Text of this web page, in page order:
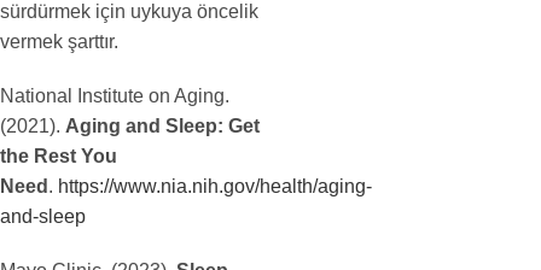
sürdürmek için uykuya öncelik
vermek şarttır.
National Institute on Aging.
(2021). Aging and Sleep: Get
the Rest You
Need . https://www.nia.nih.gov/health/aging-
and-sleep